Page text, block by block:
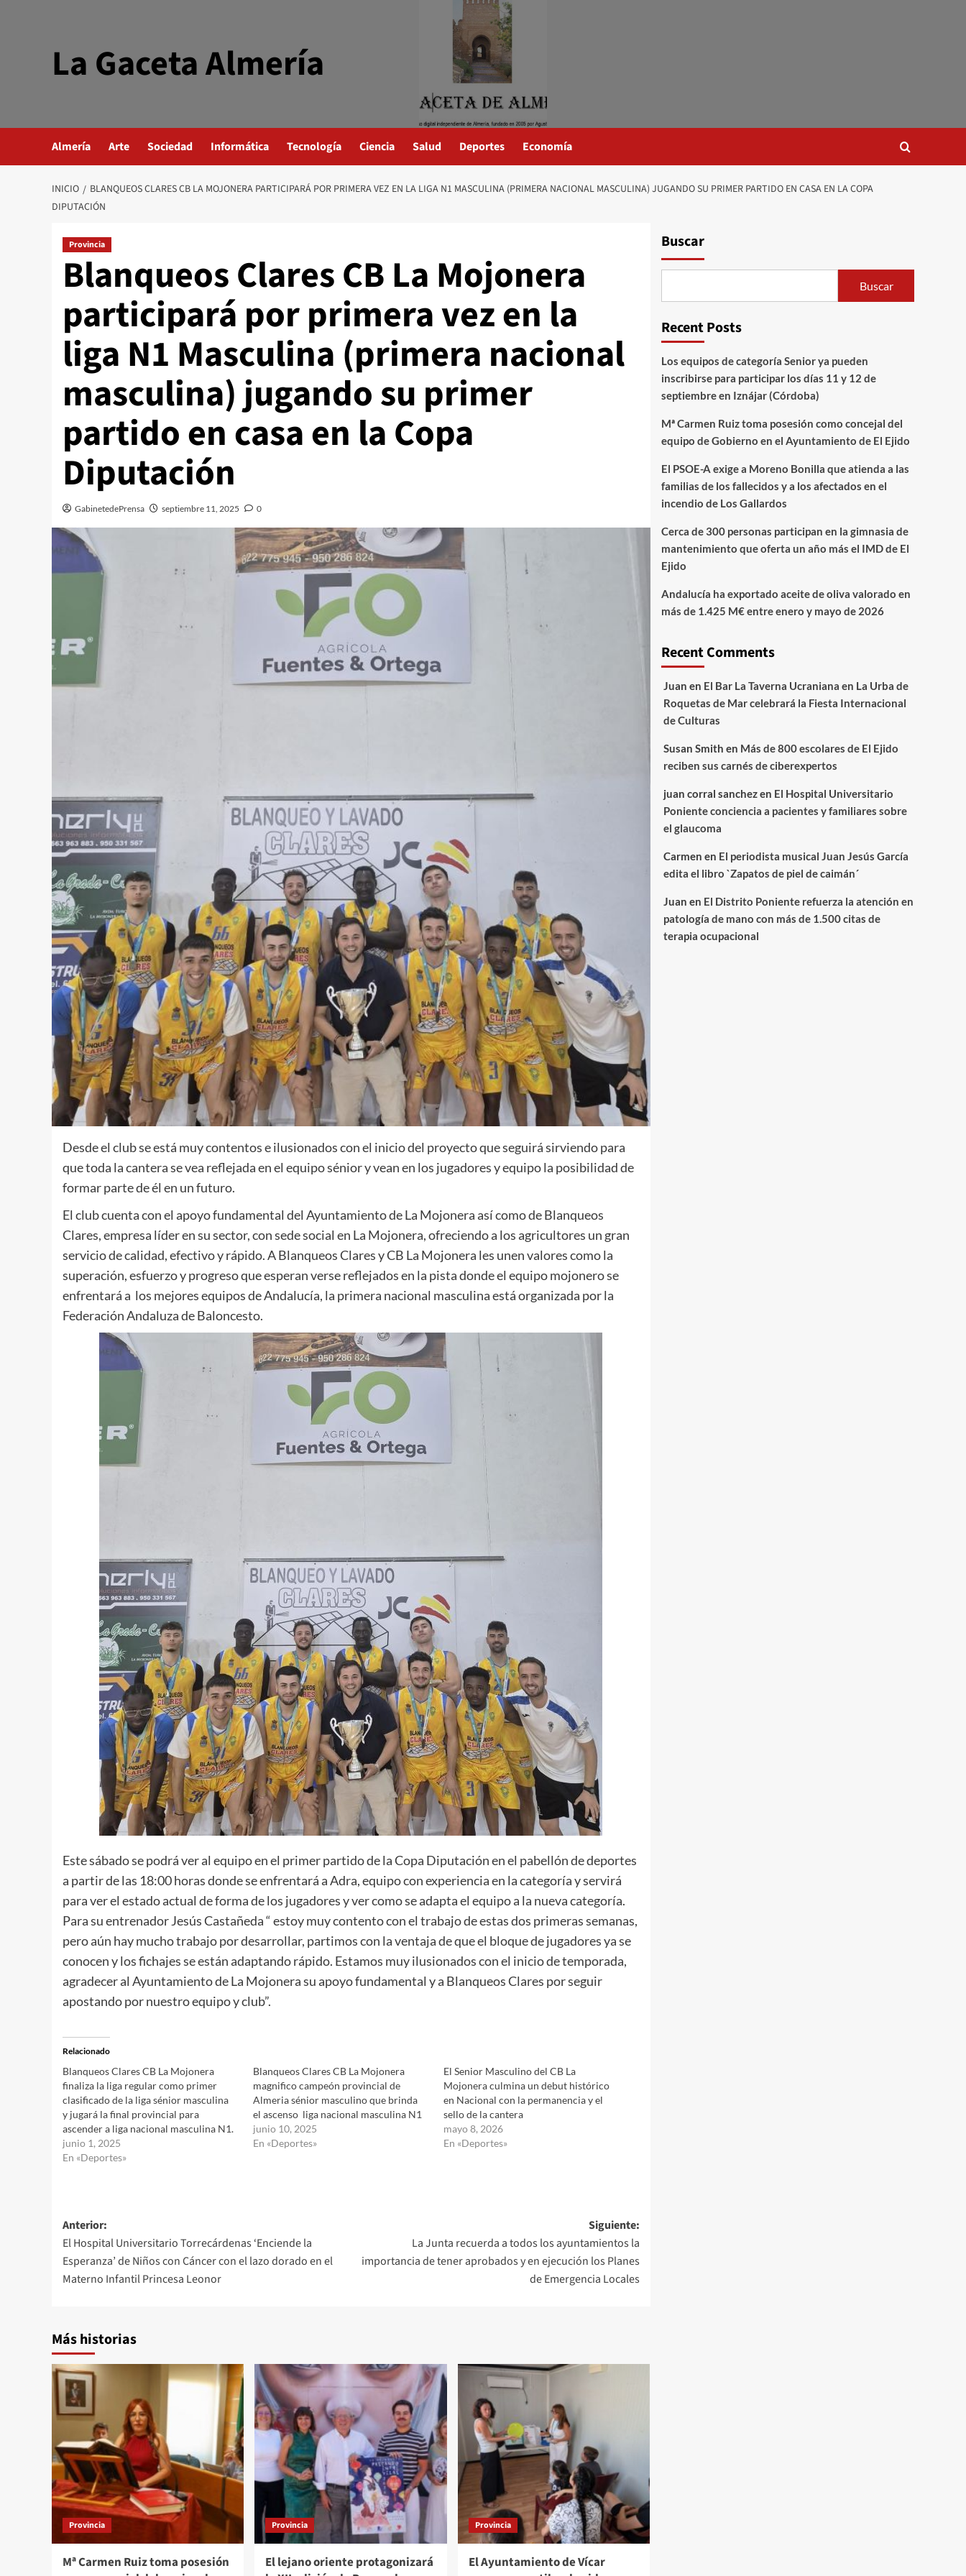
La Gaceta Almería
Almería Arte Sociedad Informática Tecnología Ciencia Salud Deportes Economía
INICIO
BLANQUEOS CLARES CB LA MOJONERA PARTICIPARÁ POR PRIMERA VEZ EN LA LIGA N1 MASCULINA (PRIMERA NACIONAL MASCULINA) JUGANDO SU PRIMER PARTIDO EN CASA EN LA COPA
DIPUTACIÓN
Provincia
Blanqueos Clares CB La Mojonera
participará por primera vez en la
liga N1 Masculina (primera nacional
masculina) jugando su primer
partido en casa en la Copa
Diputación
GabinetedePrensa septiembre 11, 2025 0
Desde el club se está muy contentos e ilusionados con el inicio del proyecto que seguirá sirviendo para
que toda la cantera se vea reflejada en el equipo sénior y vean en los jugadores y equipo la posibilidad de
formar parte de él en un futuro.
El club cuenta con el apoyo fundamental del Ayuntamiento de La Mojonera así como de Blanqueos
Clares, empresa líder en su sector, con sede social en La Mojonera, ofreciendo a los agricultores un gran
servicio de calidad, efectivo y rápido. A Blanqueos Clares y CB La Mojonera les unen valores como la
superación, esfuerzo y progreso que esperan verse reflejados en la pista donde el equipo mojonero se
enfrentará a los mejores equipos de Andalucía, la primera nacional masculina está organizada por la
Federación Andaluza de Baloncesto.
Este sábado se podrá ver al equipo en el primer partido de la Copa Diputación en el pabellón de deportes
a partir de las 18:00 horas donde se enfrentará a Adra, equipo con experiencia en la categoría y servirá
para ver el estado actual de forma de los jugadores y ver como se adapta el equipo a la nueva categoría.
Para su entrenador Jesús Castañeda “ estoy muy contento con el trabajo de estas dos primeras semanas,
pero aún hay mucho trabajo por desarrollar, partimos con la ventaja de que el bloque de jugadores ya se
conocen y los fichajes se están adaptando rápido. Estamos muy ilusionados con el inicio de temporada,
agradecer al Ayuntamiento de La Mojonera su apoyo fundamental y a Blanqueos Clares por seguir
apostando por nuestro equipo y club”.
Relacionado
Blanqueos Clares CB La Mojonera
finaliza la liga regular como primer
clasificado de la liga sénior masculina
y jugará la final provincial para
ascender a liga nacional masculina N1.
junio 1, 2025
En «Deportes»
Blanqueos Clares CB La Mojonera
magnifico campeón provincial de
Almeria sénior masculino que brinda
el ascenso liga nacional masculina N1
junio 10, 2025
En «Deportes»
El Senior Masculino del CB La
Mojonera culmina un debut histórico
en Nacional con la permanencia y el
sello de la cantera
mayo 8, 2026
En «Deportes»
Navegación
de
entradas
Anterior:
El Hospital Universitario Torrecárdenas ‘Enciende la
Esperanza’ de Niños con Cáncer con el lazo dorado en el
Materno Infantil Princesa Leonor
Siguiente:
La Junta recuerda a todos los ayuntamientos la
importancia de tener aprobados y en ejecución los Planes
de Emergencia Locales
Más historias
Provincia
Mª Carmen Ruiz toma posesión
Provincia
El lejano oriente protagonizará
Provincia
El Ayuntamiento de Vícar
Buscar
Buscar
Recent Posts
Los equipos de categoría Senior ya pueden
inscribirse para participar los días 11 y 12 de
septiembre en Iznájar (Córdoba)
Mª Carmen Ruiz toma posesión como concejal del
equipo de Gobierno en el Ayuntamiento de El Ejido
El PSOE-A exige a Moreno Bonilla que atienda a las
familias de los fallecidos y a los afectados en el
incendio de Los Gallardos
Cerca de 300 personas participan en la gimnasia de
mantenimiento que oferta un año más el IMD de El
Ejido
Andalucía ha exportado aceite de oliva valorado en
más de 1.425 M€ entre enero y mayo de 2026
Recent Comments
Juan en El Bar La Taverna Ucraniana en La Urba de
Roquetas de Mar celebrará la Fiesta Internacional
de Culturas
Susan Smith en Más de 800 escolares de El Ejido
reciben sus carnés de ciberexpertos
juan corral sanchezen El Hospital Universitario
Poniente conciencia a pacientes y familiares sobre
el glaucoma
Carmen en El periodista musical Juan Jesús García
edita el libro `Zapatos de piel de caimán´
Juan en El Distrito Poniente refuerza la atención en
patología de mano con más de 1.500 citas de
terapia ocupacional